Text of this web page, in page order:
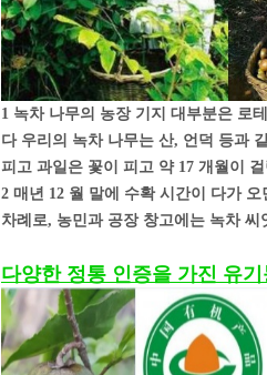
1 녹차 나무의 농장 기지 대부분은 로
다 우리의 녹차 나무는 산, 언덕 등과
피고 과일은 꽃이 피고 약 17 개월이
2 매년 12 월 말에 수확 시간이 다가
차례로, 농민과 공장 창고에는 녹차
다양한 정통 인증을 가진 유